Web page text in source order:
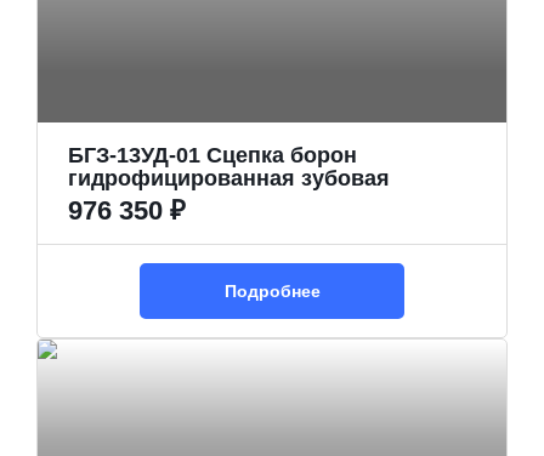
БГЗ-13УД-01 Сцепка борон
гидрофицированная зубовая
976 350 ₽
Подробнее